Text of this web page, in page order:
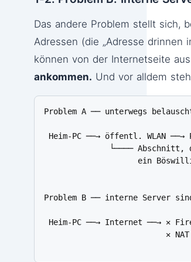
Das andere Problem stellt sich,
Adressen (die „Adresse drinnen
können von der Internetseite
ankommen. Und vor alldem
Problem A ── unterwegs
Heim-PC ──→ öffentl. WLAN
└──── Abschnitt,
ein
Problem B ── interne Server
Heim-PC ──→ Internet ──→ ✕
✕